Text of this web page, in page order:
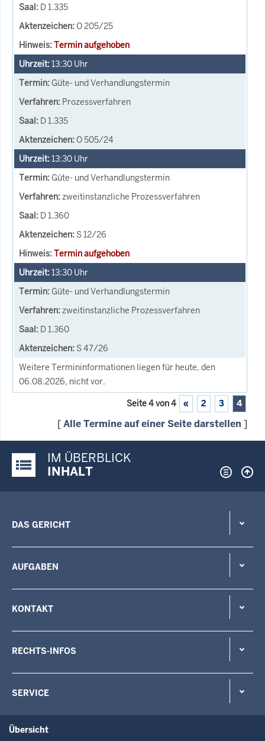
D 1.335
O 205/25
Termin aufgehoben
13:30 Uhr
Güte- und Verhandlungstermin
Prozessverfahren
D 1.335
O 505/24
13:30 Uhr
Güte- und Verhandlungstermin
zweitinstanzliche Prozessverfahren
D 1.360
S 12/26
Termin aufgehoben
13:30 Uhr
Güte- und Verhandlungstermin
zweitinstanzliche Prozessverfahren
D 1.360
S 47/26
Weitere Termininformationen liegen für heute, den
06.08.2026, nicht vor.
Seite 4 von 4 « 2 3 4
[Alle Termine auf einer Seite darstellen ]
Justiz-Portal im Überblick:
IM ÜBERBLICK
INHALT
DAS GERICHT
AUFGABEN
KONTAKT
RECHTS-INFOS
SERVICE
Übersicht